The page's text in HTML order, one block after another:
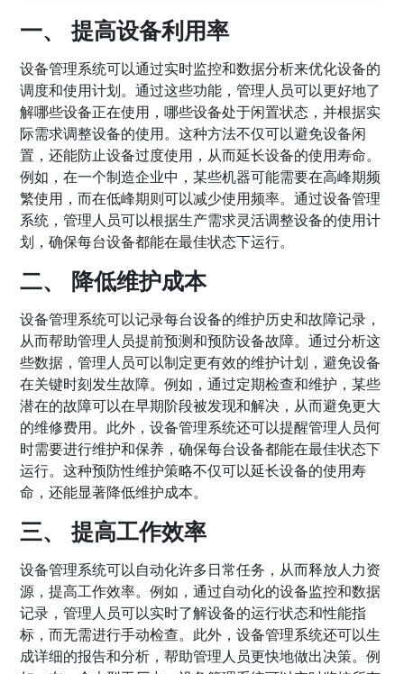
一、 提高设备利用率
设备管理系统可以通过实时监控和数据分析来优化设备的
调度和使用计划。通过这些功能，管理人员可以更好地了
解哪些设备正在使用，哪些设备处于闲置状态，并根据实
际需求调整设备的使用。这种方法不仅可以避免设备闲
置，还能防止设备过度使用，从而延长设备的使用寿命。
例如，在一个制造企业中，某些机器可能需要在高峰期频
繁使用，而在低峰期则可以减少使用频率。通过设备管理
系统，管理人员可以根据生产需求灵活调整设备的使用计
划，确保每台设备都能在最佳状态下运行。
二、 降低维护成本
设备管理系统可以记录每台设备的维护历史和故障记录，
从而帮助管理人员提前预测和预防设备故障。通过分析这
些数据，管理人员可以制定更有效的维护计划，避免设备
在关键时刻发生故障。例如，通过定期检查和维护，某些
潜在的故障可以在早期阶段被发现和解决，从而避免更大
的维修费用。此外，设备管理系统还可以提醒管理人员何
时需要进行维护和保养，确保每台设备都能在最佳状态下
运行。这种预防性维护策略不仅可以延长设备的使用寿
命，还能显著降低维护成本。
三、 提高工作效率
设备管理系统可以自动化许多日常任务，从而释放人力资
源，提高工作效率。例如，通过自动化的设备监控和数据
记录，管理人员可以实时了解设备的运行状态和性能指
标，而无需进行手动检查。此外，设备管理系统还可以生
成详细的报告和分析，帮助管理人员更快地做出决策。例